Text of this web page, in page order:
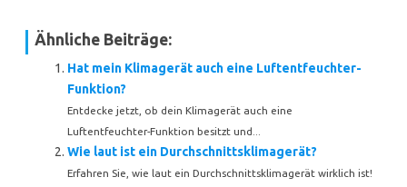
Ähnliche Beiträge:
Hat mein Klimagerät auch eine Luftentfeuchter-
Funktion?
Entdecke jetzt, ob dein Klimagerät auch eine
Luftentfeuchter-Funktion besitzt und...
Wie laut ist ein Durchschnittsklimagerät?
Erfahren Sie, wie laut ein Durchschnittsklimagerät wirklich ist!